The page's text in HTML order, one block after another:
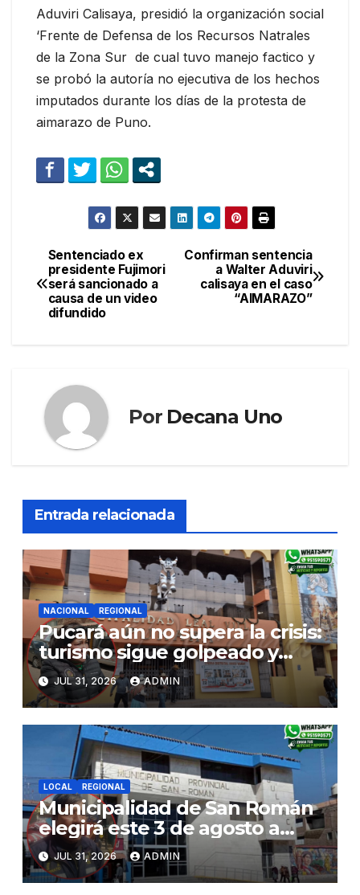
Aduviri Calisaya, presidió la organización social
‘Frente de Defensa de los Recursos Natrales
de la Zona Sur de cual tuvo manejo factico y
se probó la autoría no ejecutiva de los hechos
imputados durante los días de la protesta de
aimarazo de Puno.
Navegación
de
Confirman sentencia
a Walter Aduviri
calisaya en el caso
“AIMARAZO”
Sentenciado ex
presidente Fujimori
será sancionado a
causa de un video
difundido
Por Decana Uno
Entrada relacionada
NACIONAL REGIONAL
Pucará aún no supera la crisis:
turismo sigue golpeado y
alcaldesa exige al nuevo
Gobierno fondos para obras
paralizadas
JUL 31, 2026 ADMIN
LOCAL REGIONAL
Municipalidad de San Román
elegirá este 3 de agosto a
representantes del Comité
de Seguridad y Salud en el
Trabajo
JUL 31, 2026 ADMIN